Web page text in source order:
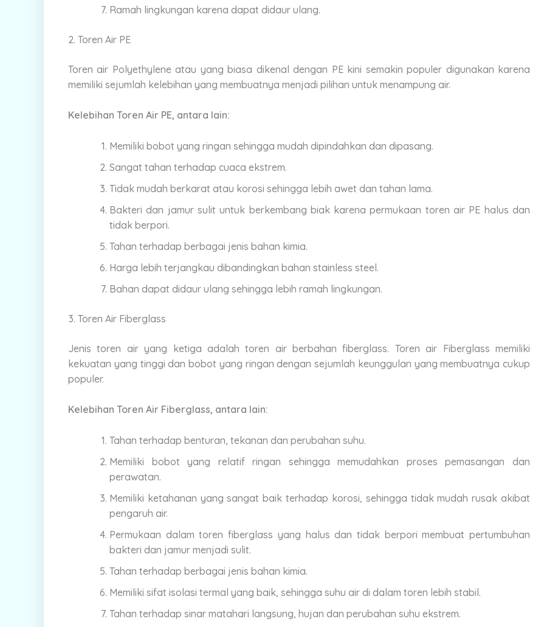
Ramah lingkungan karena dapat didaur ulang.
2. Toren Air PE
Toren air Polyethylene atau yang biasa dikenal dengan PE kini semakin populer digunakan karena
memiliki sejumlah kelebihan yang membuatnya menjadi pilihan untuk menampung air.
Kelebihan Toren Air PE, antara lain:
Memiliki bobot yang ringan sehingga mudah dipindahkan dan dipasang.
Sangat tahan terhadap cuaca ekstrem.
Tidak mudah berkarat atau korosi sehingga lebih awet dan tahan lama.
Bakteri dan jamur sulit untuk berkembang biak karena permukaan toren air PE halus dan
tidak berpori.
Tahan terhadap berbagai jenis bahan kimia.
Harga lebih terjangkau dibandingkan bahan stainless steel.
Bahan dapat didaur ulang sehingga lebih ramah lingkungan.
3. Toren Air Fiberglass
Jenis toren air yang ketiga adalah toren air berbahan fiberglass. Toren air Fiberglass memiliki
kekuatan yang tinggi dan bobot yang ringan dengan sejumlah keunggulan yang membuatnya cukup
populer.
Kelebihan Toren Air Fiberglass, antara lain:
Tahan terhadap benturan, tekanan dan perubahan suhu.
Memiliki bobot yang relatif ringan sehingga memudahkan proses pemasangan dan
perawatan.
Memiliki ketahanan yang sangat baik terhadap korosi, sehingga tidak mudah rusak akibat
pengaruh air.
Permukaan dalam toren fiberglass yang halus dan tidak berpori membuat pertumbuhan
bakteri dan jamur menjadi sulit.
Tahan terhadap berbagai jenis bahan kimia.
Memiliki sifat isolasi termal yang baik, sehingga suhu air di dalam toren lebih stabil.
Tahan terhadap sinar matahari langsung, hujan dan perubahan suhu ekstrem.